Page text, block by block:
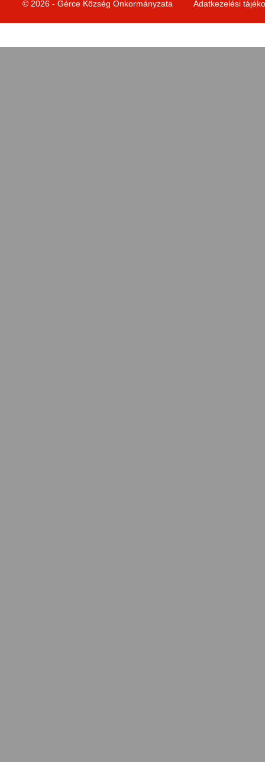
© 2026 - Gérce Község Önkormányzata Adatkezelési